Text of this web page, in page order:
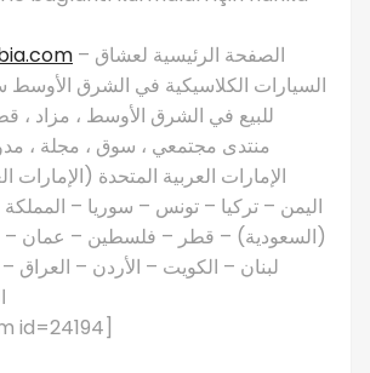
– الصفحة الرئيسية لعشاق
السيارات الكلاسيكية في الشرق الأوسط
للبيع في الشرق الأوسط ، مزاد ،
منتدى مجتمعي ، سوق ، مجلة ،
الإمارات العربية المتحدة (الإمارات
اليمن – تركيا – تونس – سوريا – المملكة
(السعودية) – قطر – فلسطين – عمان –
لبنان – الكويت – الأردن –
id=24194]